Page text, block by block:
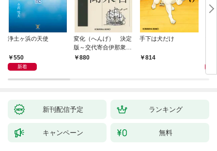
浄土ヶ浜の天使
550
新着
変化（へんげ） 決定
版～交代寄合伊那衆異
聞（1）～
880
手下は犬だけ
814
新刊配信予定 ランキング
キャンペーン 無料